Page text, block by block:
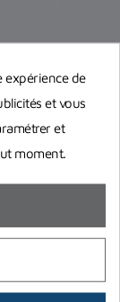
expérience de
et vous
et
moment.